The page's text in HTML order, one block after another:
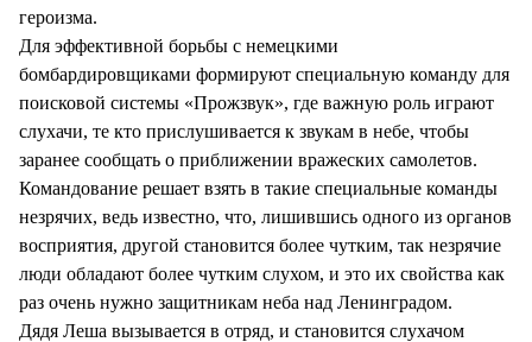
героизма.
Для эффективной борьбы с немецкими
бомбардировщиками формируют специальную команду для
поисковой системы «Прожзвук», где важную роль играют
слухачи, те кто прислушивается к звукам в небе, чтобы
заранее сообщать о приближении вражеских самолетов.
Командование решает взять в такие специальные команды
незрячих, ведь известно, что, лишившись одного из органов
восприятия, другой становится более чутким, так незрячие
люди обладают более чутким слухом, и это их свойства как
раз очень нужно защитникам неба над Ленинградом.
Дядя Леша вызывается в отряд, и становится слухачом